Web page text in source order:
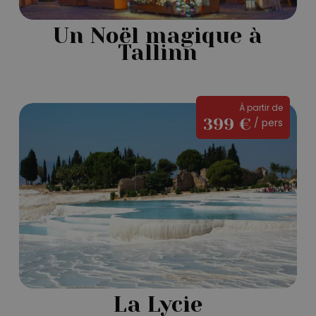
Un Noël magique à
Tallinn
La Lycie
À partir de
399 € / pers